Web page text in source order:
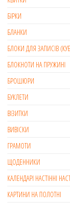
БІРКИ
БЛАНКИ
БЛОКИ ДЛЯ ЗАПИСІВ
БЛОКНОТИ НА ПРУЖИНІ
БРОШЮРИ
БУКЛЕТИ
ВІЗИТКИ
ВИВІСКИ
ГРАМОТИ
ЩОДЕННИКИ
КАЛЕНДАРІ НАСТІННІ
КАРТИНИ НА ПОЛОТНІ